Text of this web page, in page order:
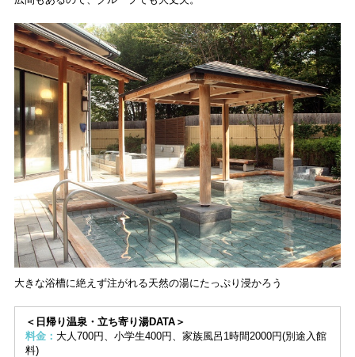
大きな浴槽に絶えず注がれる天然の湯にたっぷり浸かろう
＜日帰り温泉・立ち寄り湯DATA＞
料金： 大人700円、小学生400円、家族風呂1時間2000円(別途入館
料)